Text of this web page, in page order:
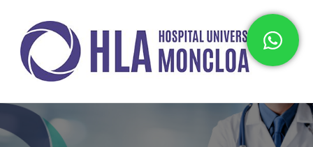
Hospital HLA Universitario
Moncloa